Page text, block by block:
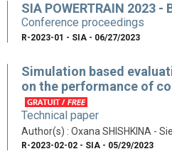
SIA POWERTRAIN 2023
Conference proceedings
R-2023-01 - SIA - 06/27/2023
Simulation based
on the performance of
Technical paper
Author(s) : Oxana SHISHKINA -
R-2023-02-02 - SIA - 05/29/2023